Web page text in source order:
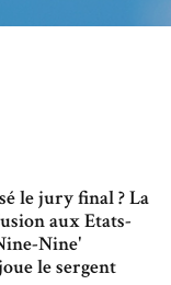
le jury final ? La
aux Etats-
Nine'
le sergent